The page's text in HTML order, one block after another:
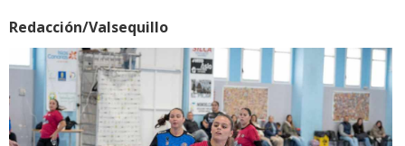
Redacción/Valsequillo